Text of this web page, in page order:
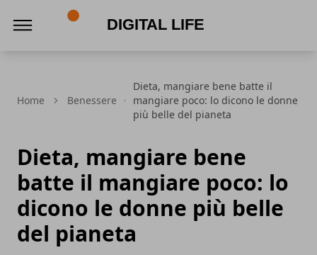
Home Benessere
Dieta, mangiare bene batte il
mangiare poco: lo dicono le donne
più belle del pianeta
Dieta, mangiare bene
batte il mangiare poco: lo
dicono le donne più belle
del pianeta